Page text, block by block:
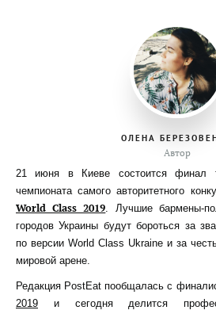
ОЛЕНА
Автор
21 июня в Киеве состоится финал
чемпионата самого авторитетного
World Class 2019. Лучшие бармены-
городов Украины будут бороться за
по версии World Class Ukraine и за
мировой арене.
Редакция PostEat пообщалась с
2019 и сегодня делится